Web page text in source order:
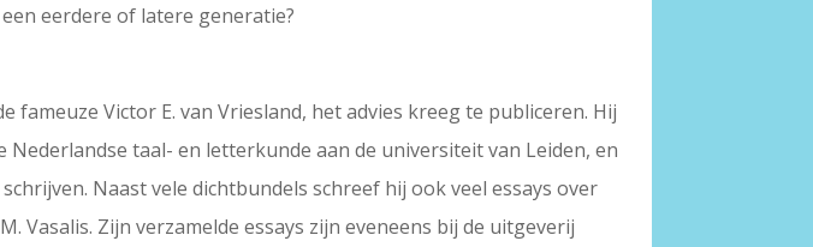
eerdere of latere generatie?
Victor E. van Vriesland, het advies kreeg te publiceren. Hij
Nederlandse taal- en letterkunde aan de universiteit van Leiden, en
Naast vele dichtbundels schreef hij ook veel essays over
Zijn verzamelde essays zijn eveneens bij de uitgeverij